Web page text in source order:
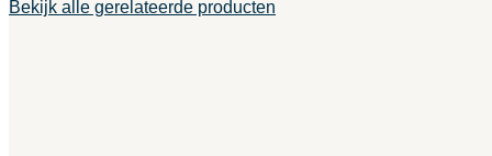
Bekijk alle gerelateerde producten